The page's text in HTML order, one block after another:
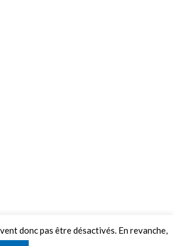
donc pas être désactivés. En revanche,